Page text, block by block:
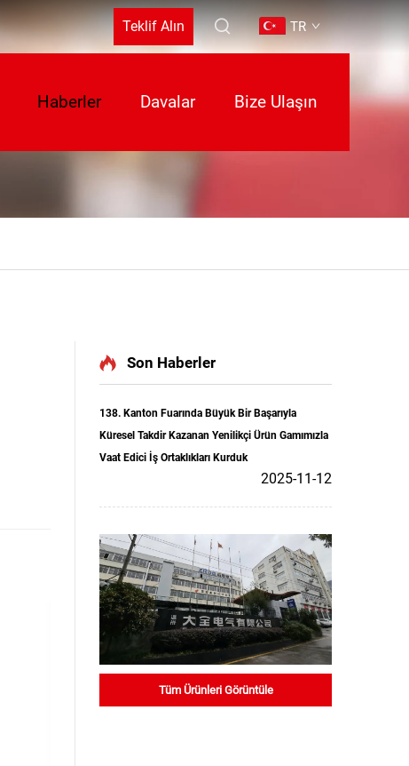
Teklif Alın TR
Haberler Davalar Bize Ulaşın
Son Haberler
138. Kanton Fuarında Büyük Bir Başarıyla
Küresel Takdir Kazanan Yenilikçi Ürün Gamımızla
Vaat Edici İş Ortaklıkları Kurduk
2025-11-12
Tüm Ürünleri Görüntüle